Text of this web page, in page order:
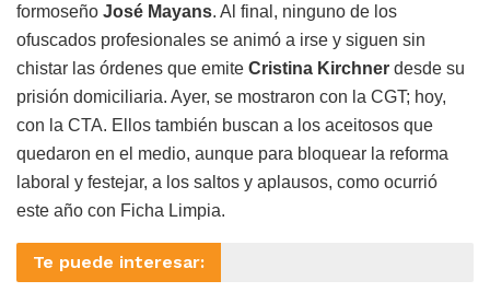
formoseño José Mayans. Al final, ninguno de los
ofuscados profesionales se animó a irse y siguen sin
chistar las órdenes que emite Cristina Kirchner desde su
prisión domiciliaria. Ayer, se mostraron con la CGT; hoy,
con la CTA. Ellos también buscan a los aceitosos que
quedaron en el medio, aunque para bloquear la reforma
laboral y festejar, a los saltos y aplausos, como ocurrió
este año con Ficha Limpia.
Te puede interesar: